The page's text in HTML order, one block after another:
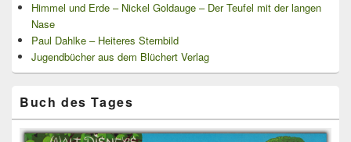
Himmel und Erde – Nickel Goldauge – Der Teufel mit der langen
Nase
Paul Dahlke – Heiteres Sternbild
Jugendbücher aus dem Blüchert Verlag
Buch des Tages